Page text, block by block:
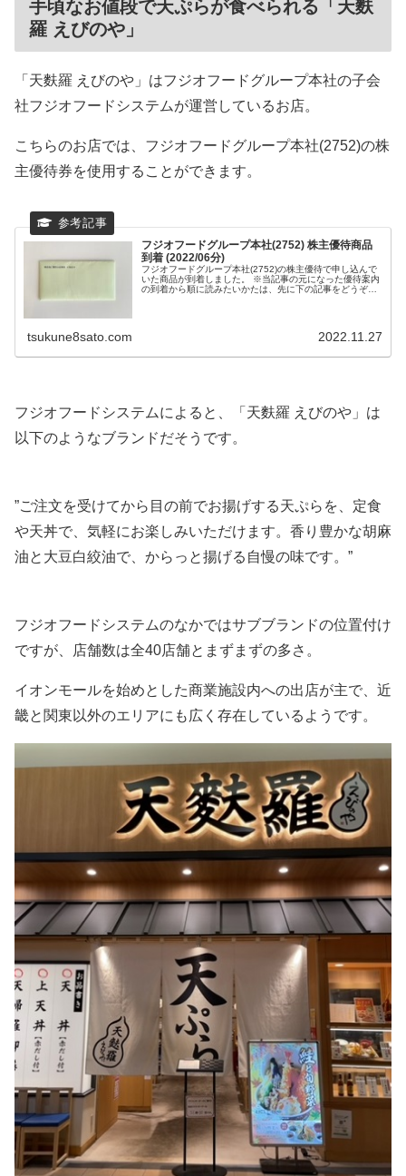
手頃なお値段で天ぷらが食べられる「天麩
羅 えびのや」
「天麩羅 えびのや」はフジオフードグループ本社の子会
社フジオフードシステムが運営しているお店。
こちらのお店では、フジオフードグループ本社(2752)の株
主優待券を使用することができます。
フジオフードグループ本社(2752) 株主優待商品
到着 (2022/06分)
フジオフードグループ本社(2752)の株主優待で申し込んで
いた商品が到着しました。 ※当記事の元になった優待案内
の到着から順に読みたいかたは、先に下の記事をどうぞ。
tsukune8sato.com 2022.11.27
フジオフードシステムによると、「天麩羅 えびのや」は
以下のようなブランドだそうです。
”ご注文を受けてから目の前でお揚げする天ぷらを、定食
や天丼で、気軽にお楽しみいただけます。香り豊かな胡麻
油と大豆白絞油で、からっと揚げる自慢の味です。”
フジオフードシステムのなかではサブブランドの位置付け
ですが、店舗数は全40店舗とまずまずの多さ。
イオンモールを始めとした商業施設内への出店が主で、近
畿と関東以外のエリアにも広く存在しているようです。